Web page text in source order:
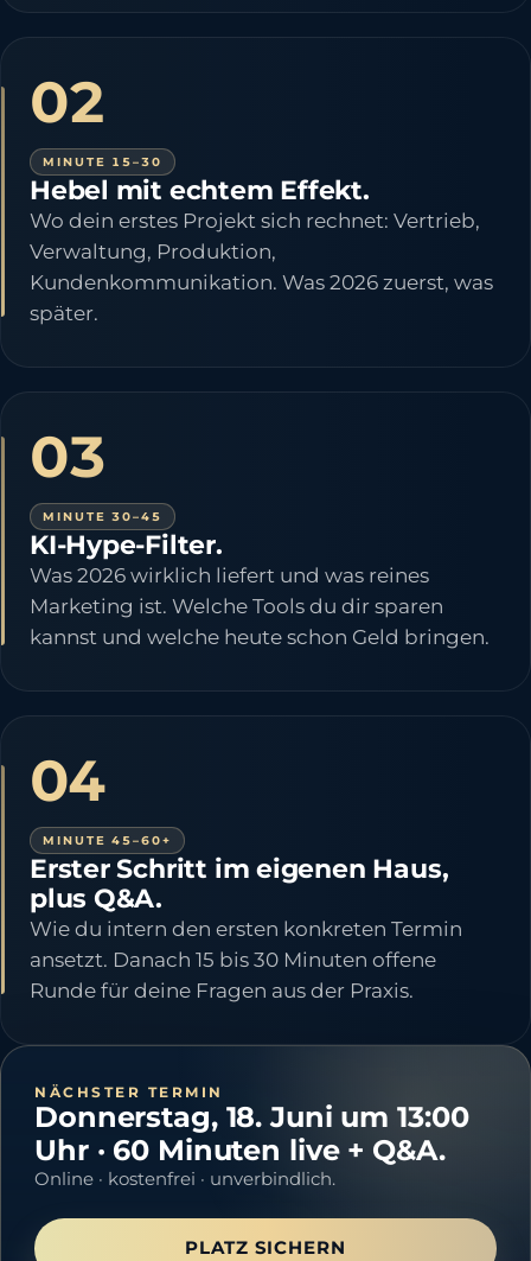
02
MINUTE 15–30
Hebel mit echtem Effekt.
Wo dein erstes Projekt sich rechnet: Vertrieb,
Verwaltung, Produktion,
Kundenkommunikation. Was 2026 zuerst, was
später.
03
MINUTE 30–45
KI-Hype-Filter.
Was 2026 wirklich liefert und was reines
Marketing ist. Welche Tools du dir sparen
kannst und welche heute schon Geld bringen.
04
MINUTE 45–60+
Erster Schritt im eigenen Haus,
plus Q&A.
Wie du intern den ersten konkreten Termin
ansetzt. Danach 15 bis 30 Minuten offene
Runde für deine Fragen aus der Praxis.
NÄCHSTER TERMIN
Donnerstag, 18. Juni um 13:00
Uhr· 60 Minuten live + Q&A.
Online · kostenfrei · unverbindlich.
PLATZ SICHERN